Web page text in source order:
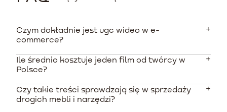
Czym dokładnie jest ugc wideo w e-
commerce?
To materiały filmowe tworzone przez autentycznych
twórców, pokazujące produkt w naturalnych
warunkach. Zastępują one wyreżyserowane,
Ile średnio kosztuje jeden film od twórcy w
Polsce?
Zależnie od platformy i doświadczenia twórcy, ceny
Czy takie treści sprawdzają się w sprzedaży
drogich mebli i narzędzi?